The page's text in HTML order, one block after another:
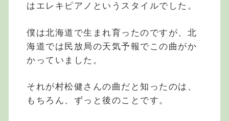
はエレキピアノというスタイルでした。
僕は北海道で生まれ育ったのですが、北
海道では民放局の天気予報でこの曲がか
かっていました。
それが村松健さんの曲だと知ったのは、
もちろん、ずっと後のことです。